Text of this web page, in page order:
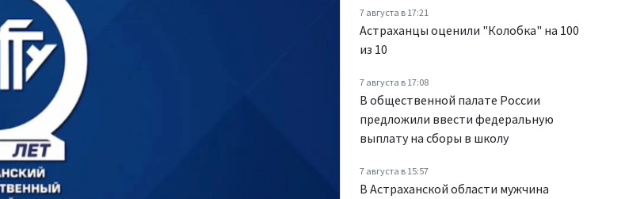
7 августа в 17:21
Астраханцы оценили "Колобка" на 100
из 10
7 августа в 17:08
В общественной палате России
предложили ввести федеральную
выплату на сборы в школу
7 августа в 15:57
В Астраханской области мужчина